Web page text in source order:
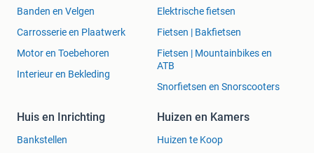
Banden en Velgen
Carrosserie en Plaatwerk
Motor en Toebehoren
Interieur en Bekleding
Elektrische fietsen
Fietsen | Bakfietsen
Fietsen | Mountainbikes en
ATB
Snorfietsen en Snorscooters
Huis en Inrichting
Bankstellen
Huizen en Kamers
Huizen te Koop